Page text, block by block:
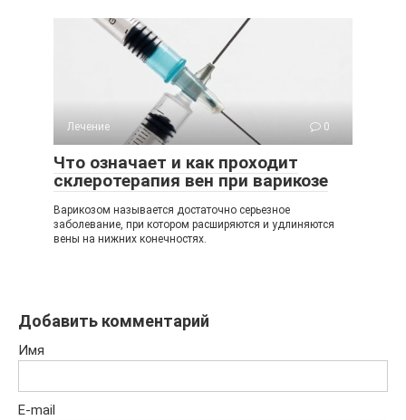
Лечение 0
Что означает и как проходит
склеротерапия вен при варикозе
Варикозом называется достаточно серьезное
заболевание, при котором расширяются и удлиняются
вены на нижних конечностях.
Добавить комментарий
Имя
E-mail